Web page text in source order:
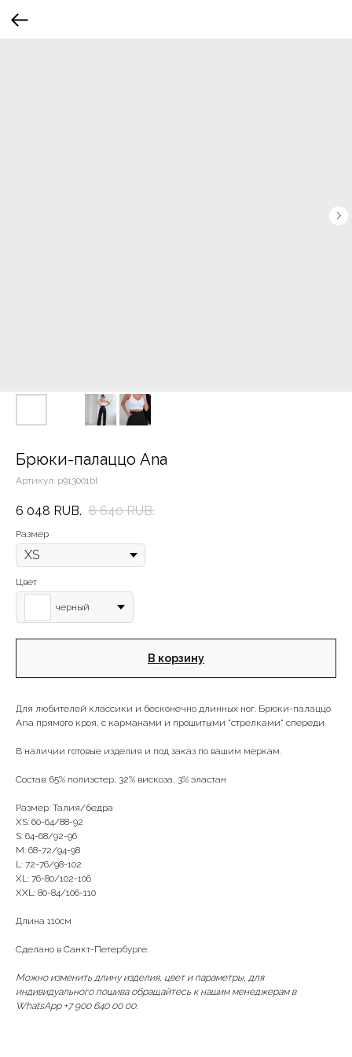
Брюки-палаццо Ana
Артикул: p913001bl
6 048 RUB. 8 640 RUB.
Размер
Цвет
черный
В корзину
Для любителей классики и бесконечно длинных ног. Брюки-палаццо
Ana прямого кроя, с карманами и прошитыми "стрелками" спереди.
В наличии готовые изделия и под заказ по вашим меркам.
Состав: 65% полиэстер, 32% вискоза, 3% эластан
Размер: Талия/бедра
XS: 60-64/88-92
S: 64-68/92-96
M: 68-72/94-98
L: 72-76/98-102
XL: 76-80/102-106
XXL: 80-84/106-110
Длина 110см
Сделано в Санкт-Петербурге.
Можно изменить длину изделия, цвет и параметры, для
индивидуального пошива обращайтесь к нашим менеджерам в
WhatsApp +7 900 640 00 00.